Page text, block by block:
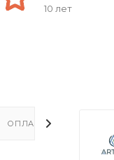
10 лет
ОПЛАТА